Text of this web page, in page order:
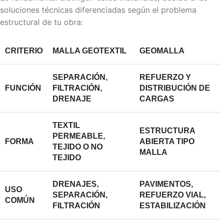
soluciones técnicas diferenciadas según el problema
estructural de tu obra:
CRITERIO MALLA GEOTEXTIL GEOMALLA
FUNCIÓN
SEPARACIÓN,
FILTRACIÓN,
DRENAJE
REFUERZO Y
DISTRIBUCIÓN DE
CARGAS
FORMA
TEXTIL
PERMEABLE,
TEJIDO O NO
TEJIDO
ESTRUCTURA
ABIERTA TIPO
MALLA
USO
COMÚN
DRENAJES,
SEPARACIÓN,
FILTRACIÓN
PAVIMENTOS,
REFUERZO VIAL,
ESTABILIZACIÓN